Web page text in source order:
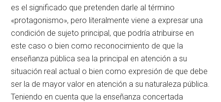
es el significado que pretenden darle al término
«protagonismo», pero literalmente viene a expresar una
condición de sujeto principal, que podría atribuirse en
este caso o bien como reconocimiento de que la
enseñanza pública sea la principal en atención a su
situación real actual o bien como expresión de que debe
ser la de mayor valor en atención a su naturaleza pública.
Teniendo en cuenta que la enseñanza concertada